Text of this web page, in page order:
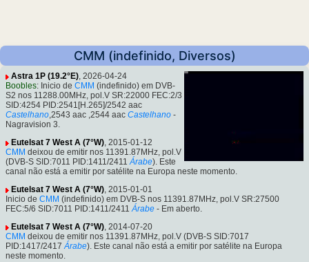
CMM (indefinido, Diversos)
Astra 1P (19.2°E), 2026-04-24
Boobles: Inicio de CMM (indefinido) em DVB-
S2 nos 11288.00MHz, pol.V SR:22000 FEC:2/3
SID:4254 PID:2541[H.265]/2542 aac
Castelhano,2543 aac ,2544 aac Castelhano -
Nagravision 3.
Eutelsat 7 West A (7°W), 2015-01-12
CMM deixou de emitir nos 11391.87MHz, pol.V
(DVB-S SID:7011 PID:1411/2411 Árabe). Este
canal não está a emitir por satélite na Europa neste momento.
Eutelsat 7 West A (7°W), 2015-01-01
Inicio de CMM (indefinido) em DVB-S nos 11391.87MHz, pol.V SR:27500
FEC:5/6 SID:7011 PID:1411/2411 Árabe - Em aberto.
Eutelsat 7 West A (7°W), 2014-07-20
CMM deixou de emitir nos 11391.87MHz, pol.V (DVB-S SID:7017
PID:1417/2417 Árabe). Este canal não está a emitir por satélite na Europa
neste momento.